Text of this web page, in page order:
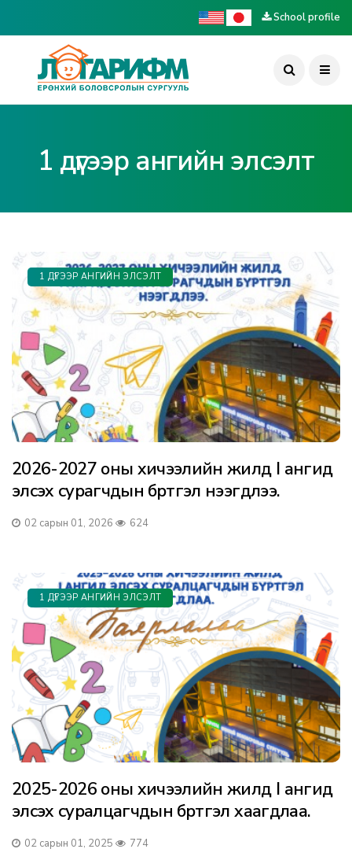
School profile
1 дүгээр ангийн элсэлт
1 ДҮГЭЭР АНГИЙН ЭЛСЭЛТ
2026-2027 оны хичээлийн жилд I ангид
элсэх сурагчдын бүртгэл нээгдлээ.
02 сарын 01, 2026 624
1 ДҮГЭЭР АНГИЙН ЭЛСЭЛТ
2025-2026 оны хичээлийн жилд I ангид
элсэх суралцагчдын бүртгэл хаагдлаа.
02 сарын 01, 2025 774